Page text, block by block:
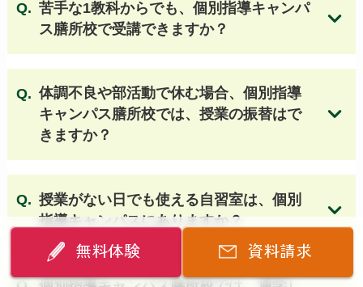
龍谷大学付属平安高等学校
京都外大西高等学校
京都文教高等学校
ノートルダム女学院高等学校
平安女学院高等学校 他
【大阪 公立高校】
北野高等学校
高津高等学校
四條畷高等学校
岸和田高等学校
生野高等学校
春日丘高等学校
泉陽高等学校
千里高等学校
寝屋川高等学校
水都国際高等学校
池田高等学校
富田林高等学校
鳳高等学校
個別指導キャンパスの授業料はこちら
苦手な1教科からでも、個別指導キャンパ
ス膳所校で受講できますか？
体調不良や部活動で休む場合、個別指導
キャンパス膳所校では、授業の振替はで
きますか？
授業がない日でも使える自習室は、個別
指導キャンパスにありますか？
無料体験 資料請求